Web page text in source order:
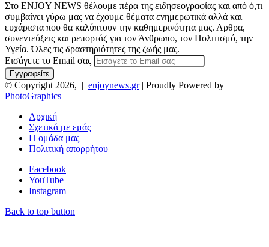
Στο ENJOY NEWS θέλουμε πέρα της ειδησεογραφίας και από ό,τι
συμβαίνει γύρω μας να έχουμε θέματα ενημερωτικά αλλά και
ευχάριστα που θα καλύπτουν την καθημερινότητα μας. Αρθρα,
συνεντεύξεις και ρεπορτάζ για τον Άνθρωπο, τον Πολιτισμό, την
Υγεία. Όλες τις δραστηριότητες της ζωής μας.
Εισάγετε το Email σας
© Copyright 2026, | enjoynews.gr| Proudly Powered by
PhotoGraphics
Αρχική
Σχετικά με εμάς
Η ομάδα μας
Πολιτική απορρήτου
Facebook
YouTube
Instagram
Back to top button